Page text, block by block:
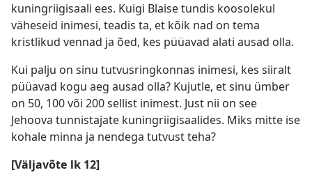
kuningriigisaali ees. Kuigi Blaise tundis koosolekul
väheseid inimesi, teadis ta, et kõik nad on tema
kristlikud vennad ja õed, kes püüavad alati ausad olla.
Kui palju on sinu tutvusringkonnas inimesi, kes siiralt
püüavad kogu aeg ausad olla? Kujutle, et sinu ümber
on 50, 100 või 200 sellist inimest. Just nii on see
Jehoova tunnistajate kuningriigisaalides. Miks mitte ise
kohale minna ja nendega tutvust teha?
[Väljavõte lk 12]